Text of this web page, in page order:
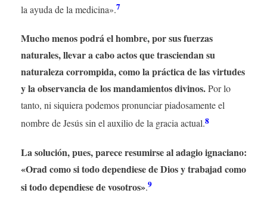
la ayuda de la medicina».7
Mucho menos podrá el hombre, por sus fuerzas
naturales, llevar a cabo actos que trasciendan su
naturaleza corrompida, como la práctica de las virtudes
y la observancia de los mandamientos divinos.Por lo
tanto, ni siquiera podemos pronunciar piadosamente el
nombre de Jesús sin el auxilio de la gracia actual.8
La solución, pues, parece resumirse al adagio ignaciano:
«Orad como si todo dependiese de Dios y trabajad como
si todo dependiese de vosotros».9